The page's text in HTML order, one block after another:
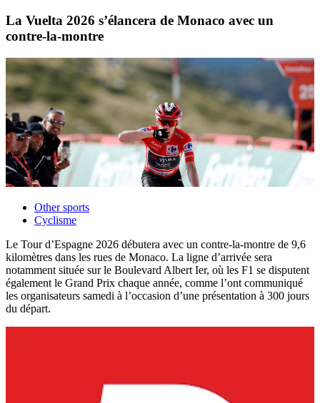
La Vuelta 2026 s’élancera de Monaco avec un
contre-la-montre
Other sports
Cyclisme
Le Tour d’Espagne 2026 débutera avec un contre-la-montre de 9,6
kilomètres dans les rues de Monaco. La ligne d’arrivée sera
notamment située sur le Boulevard Albert Ier, où les F1 se disputent
également le Grand Prix chaque année, comme l’ont communiqué
les organisateurs samedi à l’occasion d’une présentation à 300 jours
du départ.